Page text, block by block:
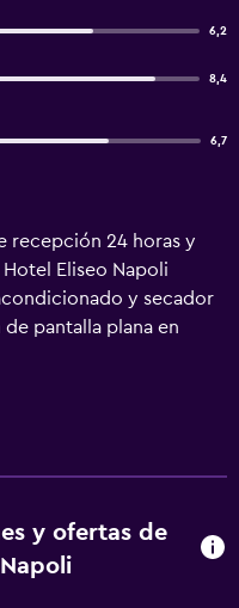
6,2
8,4
6,7
recepción 24 horas y
Eliseo Napoli
y secador
pantalla plana en
equipados con
acceso a Internet wifi
o cerca del
un recargo).
y ofertas de